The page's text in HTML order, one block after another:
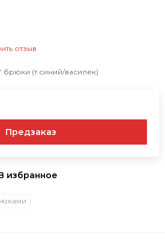
отзыв
(т.синий/василек)
Предзаказ
избранное